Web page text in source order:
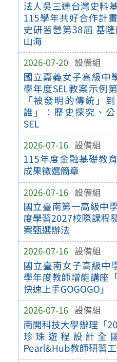
法人吳三連台灣史料
115學年共好合作計
史研習營第38屆 基
山海
2026-07-20 設備組
國立嘉義女子高級中
學年度SEL教案示例
「被發明的傳統」
誰」：歷史探究、
SEL
2026-07-16 設備組
115年度金融基礎教
成果徵選簡章
2026-07-16 設備組
國立臺南第一高級中
度學習2027校際課程
案甄選辦法
2026-07-16 設備組
國立臺南女子高級中
學年度教師增能講座
快速上手GOGOGO」
2026-07-16 設備組
南開科技大學辦理「
珍珠遊程設計全
Pearl&Hub教師研習工